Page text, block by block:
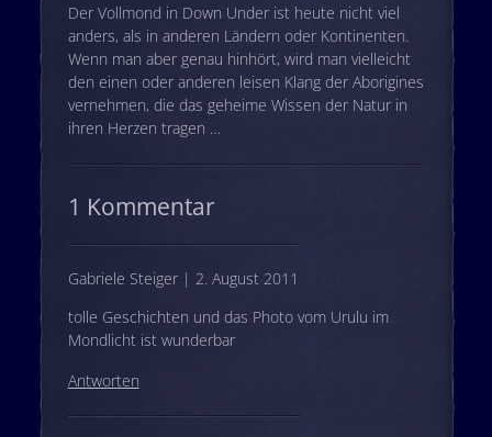
Der Vollmond in Down Under ist heute nicht viel
anders, als in anderen Ländern oder Kontinenten.
Wenn man aber genau hinhört, wird man vielleicht
den einen oder anderen leisen Klang der Aborigines
vernehmen, die das geheime Wissen der Natur in
ihren Herzen tragen …
1 Kommentar
Gabriele Steiger | 2. August 2011
tolle Geschichten und das Photo vom Urulu im
Mondlicht ist wunderbar
Antworten